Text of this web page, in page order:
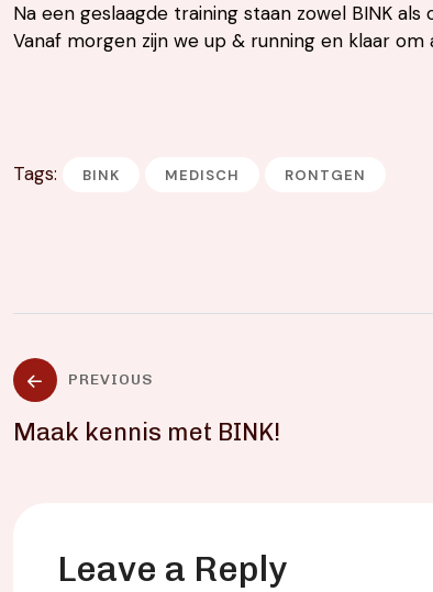
Na een geslaagde training staan zowel BINK
Vanaf morgen zijn we up & running en klaar
Tags: BINK MEDISCH RONTGEN
PREVIOUS
Maak kennis met BINK!
Leave a Reply